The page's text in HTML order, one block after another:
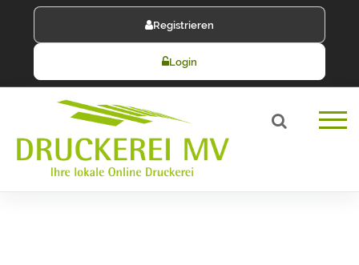
Registrieren
Login